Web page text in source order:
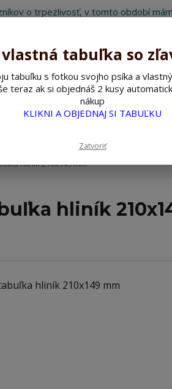
o trpezlivosť, v tomto období
hliník 210x149 mm
hliník
vlastná tabuľka so
tabuľku s fotkou svojho psíka a
teraz ak si objednáš 2 kusy
nákup
KLIKNI A OBJEDNAJ SI TABUĽKU
Zatvoriť